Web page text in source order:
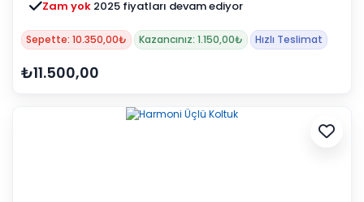
Zam yok 2025 fiyatları devam ediyor
Sepette: 10.350,00₺ Kazancınız: 1.150,00₺ Hızlı Teslimat
₺11.500,00